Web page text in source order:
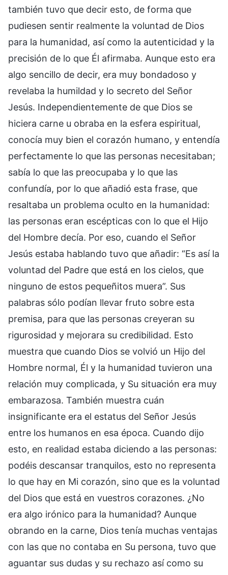
también tuvo que decir esto, de forma que
pudiesen sentir realmente la voluntad de Dios
para la humanidad, así como la autenticidad y la
precisión de lo que Él afirmaba. Aunque esto era
algo sencillo de decir, era muy bondadoso y
revelaba la humildad y lo secreto del Señor
Jesús. Independientemente de que Dios se
hiciera carne u obraba en la esfera espiritual,
conocía muy bien el corazón humano, y entendía
perfectamente lo que las personas necesitaban;
sabía lo que las preocupaba y lo que las
confundía, por lo que añadió esta frase, que
resaltaba un problema oculto en la humanidad:
las personas eran escépticas con lo que el Hijo
del Hombre decía. Por eso, cuando el Señor
Jesús estaba hablando tuvo que añadir: “Es así la
voluntad del Padre que está en los cielos, que
ninguno de estos pequeñitos muera”. Sus
palabras sólo podían llevar fruto sobre esta
premisa, para que las personas creyeran su
rigurosidad y mejorara su credibilidad. Esto
muestra que cuando Dios se volvió un Hijo del
Hombre normal, Él y la humanidad tuvieron una
relación muy complicada, y Su situación era muy
embarazosa. También muestra cuán
insignificante era el estatus del Señor Jesús
entre los humanos en esa época. Cuando dijo
esto, en realidad estaba diciendo a las personas:
podéis descansar tranquilos, esto no representa
lo que hay en Mi corazón, sino que es la voluntad
del Dios que está en vuestros corazones. ¿No
era algo irónico para la humanidad? Aunque
obrando en la carne, Dios tenía muchas ventajas
con las que no contaba en Su persona, tuvo que
aguantar sus dudas y su rechazo así como su